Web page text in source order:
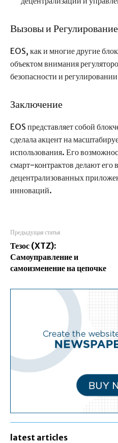
Вызовы и Регулирование
EOS, как и многие другие
объектом внимания
безопасности и
Заключение
EOS представляет собой
сделала акцент на
использования. Его
смарт-контрактов делают
децентрализованных
инноваций.
Предыдущая статья
Тезос (XTZ):
Самоуправление и
самоизменение на цепочке
latest articles